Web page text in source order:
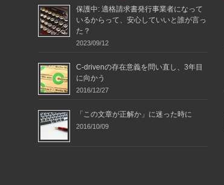
保護中: 適格請求書発行事業者になって
いるからって、安心していいと誰が言っ
た？
2023/09/12
C-drivenの存在意義を問い直し、3年目
に向かう
2016/12/27
「この文章が正解か」に迷った時に
2016/10/09